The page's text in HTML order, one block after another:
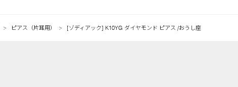
ピアス（片耳用） [ゾディアック] K10YG ダイヤモンド ピアス /おうし座